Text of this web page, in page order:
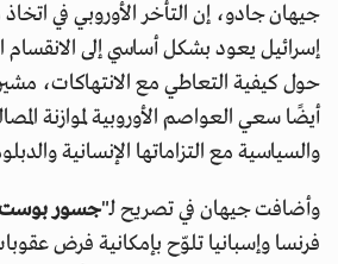
جيهان جادو، إن التأخر الأوروبي في
إسرائيل يعود بشكل أساسي إلى الانقسام
حول كيفية التعاطي مع الانتهاكات،
أيضًا سعي العواصم الأوروبية لموازنة
والسياسية مع التزاماتها الإنسانية
وأضافت جيهان في تصريح لـ"جسور
فرنسا وإسبانيا تلوّح بإمكانية فرض